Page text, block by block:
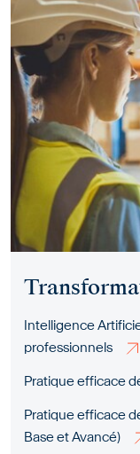
Intelligence
professionnels
Pratique efficace
Pratique efficace
Base et Avancé)